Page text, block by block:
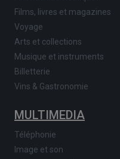
Films, livres et magazines
Voyage
Arts et collections
Musique et instruments
Billetterie
Vins & Gastronomie
MULTIMEDIA
Téléphonie
Image et son